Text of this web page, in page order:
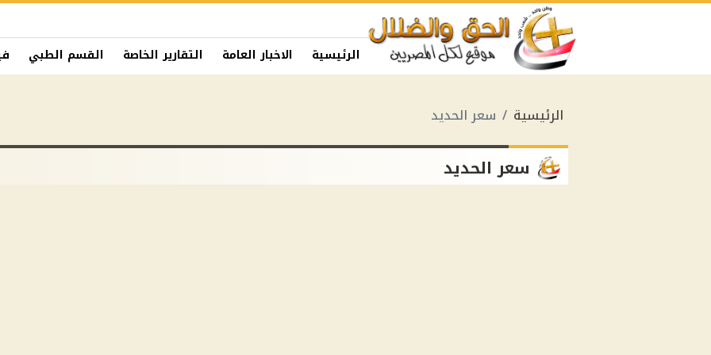
الرئيسية الاخبار العامة التقارير الخاصة القسم الطبي
الرئيسية سعر الحديد
سعر الحديد